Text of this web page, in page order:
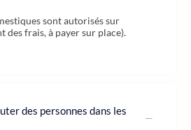
sont autorisés sur
des frais, à payer sur place).
des personnes dans les